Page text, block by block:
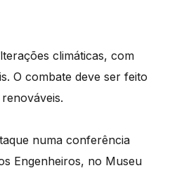
climáticas, com
O combate deve ser feito
numa conferência
Engenheiros, no Museu